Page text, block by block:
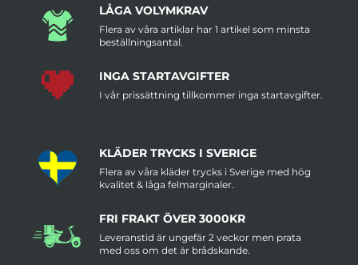
LÅGA VOLYMKRAV
Flera av våra artiklar har 1 artikel som minsta
beställningsantal.
INGA STARTAVGIFTER
I vår prissättning tillkommer inga startavgifter.
KLÄDER TRYCKS I SVERIGE
Flera av våra kläder trycks i Sverige med hög
kvalitet & låga felmarginaler.
FRI FRAKT ÖVER 3000KR
Leveranstid är ungefär 2 veckor men prata
med oss om det är brådskande.